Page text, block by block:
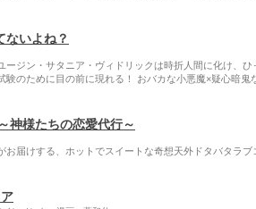
ないよね？
ージン・サタニア・ヴィドリックは時折人間に化け、
験のために目の前に現れる！ おバカな小悪魔×疑心暗
神様たちの恋愛代行～
お届けする、ホットでスイートな奇想天外ドタバタラブ